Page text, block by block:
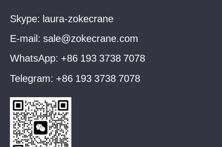
Skype: laura-zokecrane
E-mail: sale@zokecrane.com
WhatsApp: +86 193 3738 7078
Telegram: +86 193 3738 7078